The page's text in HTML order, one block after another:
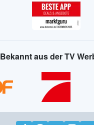
Bekannt aus der TV